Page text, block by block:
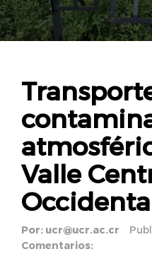
Valle
Por: ucr@ucr.ac.cr
Comentarios: